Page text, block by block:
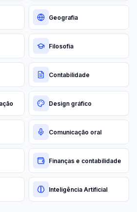
Geografia
Filosofia
Contabilidade
Design gráfico
Comunicação oral
Finanças e contabilidade
Inteligência Artificial